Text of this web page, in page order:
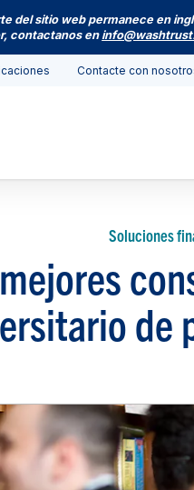
del sitio web permanece en
contactanos en
Contacte con
Soluciones
de